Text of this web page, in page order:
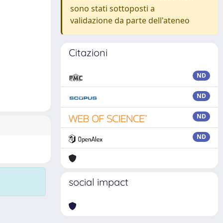
sono stati sottoposti a
validazione da parte dell'ateneo
Citazioni
ND
ND
ND
ND
social impact